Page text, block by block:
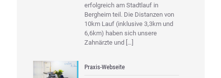
erfolgreich am Stadtlauf in
Bergheim teil. Die Distanzen von
10km Lauf (inklusive 3,3km und
6,6km) haben sich unsere
Zahnärzte und […]
Praxis-Webseite